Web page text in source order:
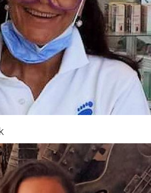
Heidi Brouwer
ik ben sinds 2004 werkzaam in het